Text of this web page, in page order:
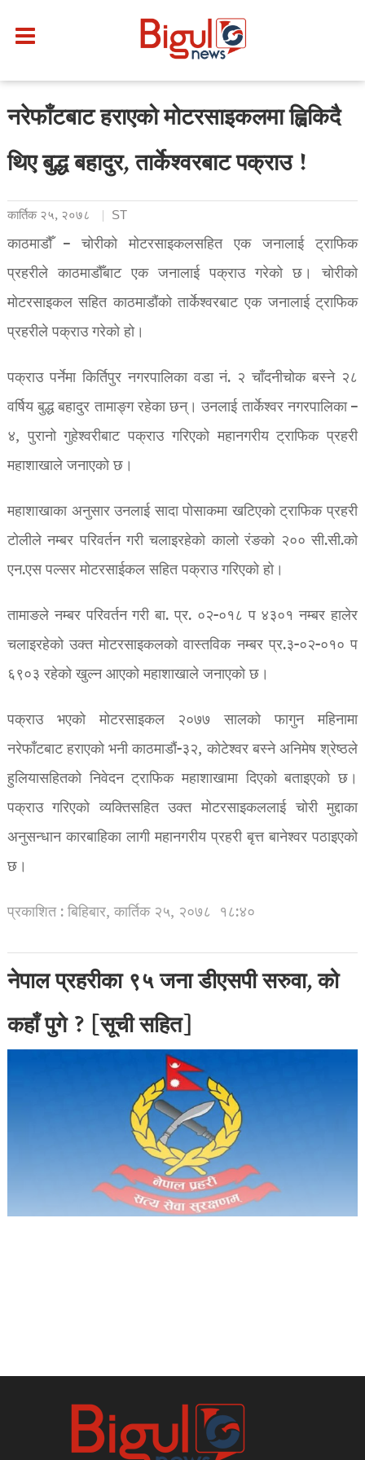
नरेफाँटबाट हराएको मोटरसाइकलमा ह्विकिदै
थिए बुद्ध बहादुर, तार्केश्वरबाट पक्राउ !
कार्तिक २५, २०७८ ST
काठमाडौँ – चोरीको मोटरसाइकलसहित एक जनालाई ट्राफिक
प्रहरीले काठमाडौँबाट एक जनालाई पक्राउ गरेको छ। चोरीको
मोटरसाइकल सहित काठमाडौंको तार्केश्वरबाट एक जनालाई ट्राफिक
प्रहरीले पक्राउ गरेको हो।
पक्राउ पर्नेमा किर्तिपुर नगरपालिका वडा नं. २ चाँदनीचोक बस्ने २८
वर्षिय बुद्ध बहादुर तामाङ्ग रहेका छन्। उनलाई तार्केश्वर नगरपालिका –
४, पुरानो गुहेश्वरीबाट पक्राउ गरिएको महानगरीय ट्राफिक प्रहरी
महाशाखाले जनाएको छ।
महाशाखाका अनुसार उनलाई सादा पोसाकमा खटिएको ट्राफिक प्रहरी
टोलीले नम्बर परिवर्तन गरी चलाइरहेको कालो रंङको २०० सी.सी.को
एन.एस पल्सर मोटरसाईकल सहित पक्राउ गरिएको हो।
तामाङले नम्बर परिवर्तन गरी बा. प्र. ०२-०१८ प ४३०१ नम्बर हालेर
चलाइरहेको उक्त मोटरसाइकलको वास्तविक नम्बर प्र.३-०२-०१० प
६९०३ रहेको खुल्न आएको महाशाखाले जनाएको छ।
पक्राउ भएको मोटरसाइकल २०७७ सालको फागुन महिनामा
नरेफाँटबाट हराएको भनी काठमाडौं-३२, कोटेश्वर बस्ने अनिमेष श्रेष्ठले
हुलियासहितको निवेदन ट्राफिक महाशाखामा दिएको बताइएको छ।
पक्राउ गरिएको व्यक्तिसहित उक्त मोटरसाइकललाई चोरी मुद्दाका
अनुसन्धान कारबाहिका लागी महानगरीय प्रहरी बृत्त बानेश्वर पठाइएको
छ।
प्रकाशित : बिहिबार, कार्तिक २५, २०७८ १८:४०
नेपाल प्रहरीका ९५ जना डीएसपी सरुवा, को
कहाँ पुगे ? [सूची सहित]